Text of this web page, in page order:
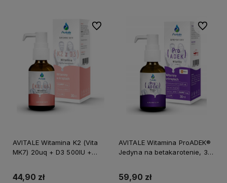
AVITALE Witamina K2 (Vita
MK7) 20uq + D3 500IU +
44,90 zł
Do ulubionych
AVITALE Witamina ProADEK®
Jedyna na betakarotenie, 30
59,90 zł
Do